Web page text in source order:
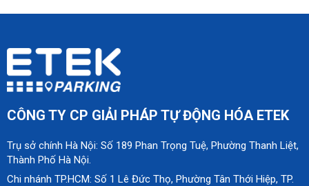
CÔNG TY CP GIẢI PHÁP TỰ ĐỘNG HÓA ETEK
Trụ sở chính Hà Nội: Số 189 Phan Trọng Tuệ, Phường Thanh Liệt,
Thành Phố Hà Nội.
Chi nhánh TP.HCM: Số 1 Lê Đức Thọ, Phường Tân Thới Hiệp, TP.